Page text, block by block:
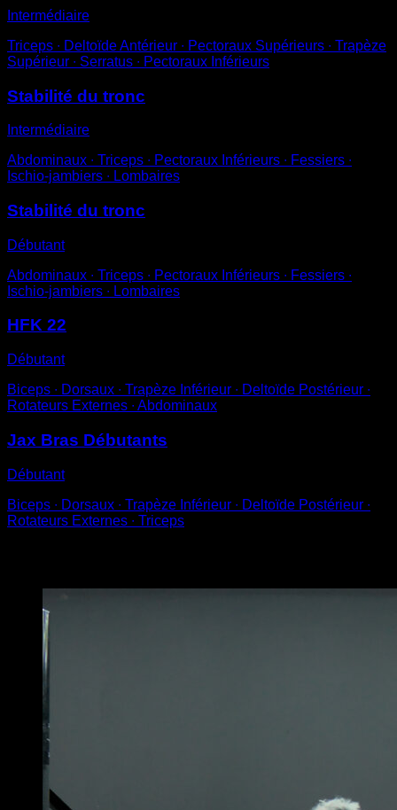
Intermédiaire
Triceps ∙ Deltoïde Antérieur ∙ Pectoraux Supérieurs ∙ Trapèze
Supérieur ∙ Serratus ∙ Pectoraux Inférieurs
Stabilité du tronc
Intermédiaire
Abdominaux ∙ Triceps ∙ Pectoraux Inférieurs ∙ Fessiers ∙
Ischio-jambiers ∙ Lombaires
Stabilité du tronc
Débutant
Abdominaux ∙ Triceps ∙ Pectoraux Inférieurs ∙ Fessiers ∙
Ischio-jambiers ∙ Lombaires
HFK 22
Débutant
Biceps ∙ Dorsaux ∙ Trapèze Inférieur ∙ Deltoïde Postérieur ∙
Rotateurs Externes ∙ Abdominaux
Jax Bras Débutants
Débutant
Biceps ∙ Dorsaux ∙ Trapèze Inférieur ∙ Deltoïde Postérieur ∙
Rotateurs Externes ∙ Triceps